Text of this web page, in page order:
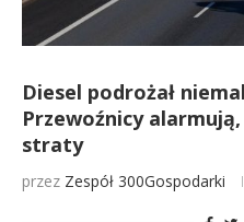
Diesel podrożał
Przewoźnicy
straty
przez Zespół 300Gospodarki